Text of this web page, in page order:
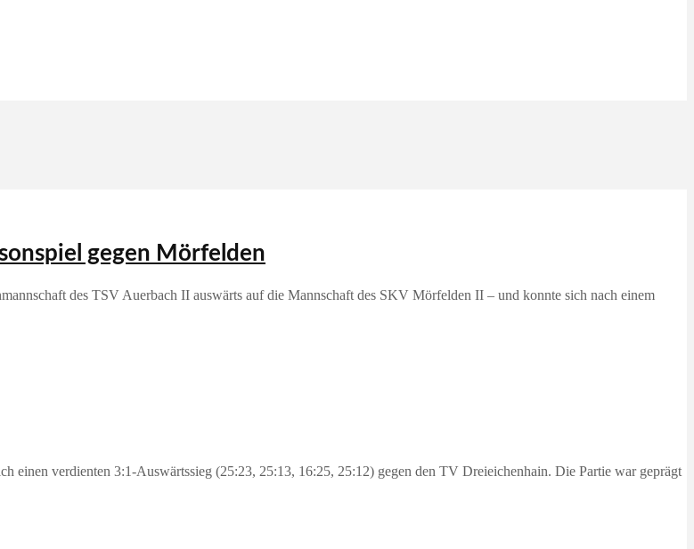
gegen Mörfelden
des TSV Auerbach II auswärts auf die Mannschaft des SKV Mörfelden II – und konnte sich nach einem
einen verdienten 3:1‑Auswärtssieg (25:23, 25:13, 16:25, 25:12) gegen den TV Dreieichenhain. Die Partie war geprägt